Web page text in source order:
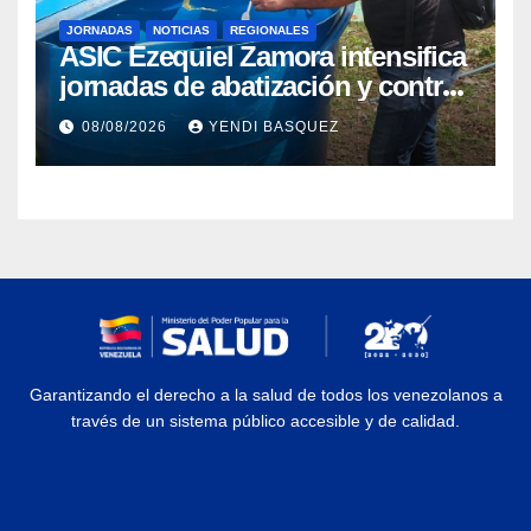
JORNADAS NOTICIAS REGIONALES
ASIC Ezequiel Zamora intensifica
jornadas de abatización y control
de vectores en comunidades del
Guárico
08/08/2026 YENDI BASQUEZ
Garantizando el derecho a la salud de todos los venezolanos a
través de un sistema público accesible y de calidad.